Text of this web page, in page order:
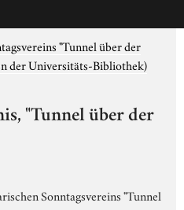
"Tunnel über der
der Universitäts-Bibliothek)
"Tunnel über der
Sonntagsvereins "Tunnel